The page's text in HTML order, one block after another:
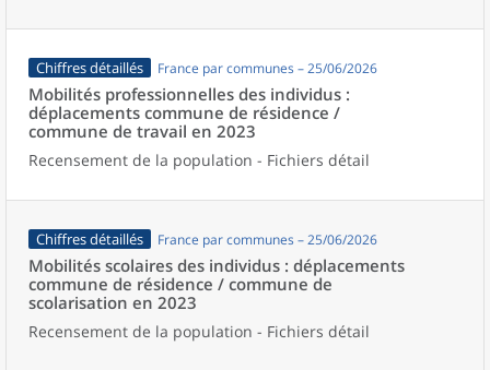
Chiffres détaillés France par communes – 25/06/2026
Mobilités professionnelles des individus :
déplacements commune de résidence /
commune de travail en 2023
Recensement de la population - Fichiers détail
Chiffres détaillés France par communes – 25/06/2026
Mobilités scolaires des individus : déplacements
commune de résidence / commune de
scolarisation en 2023
Recensement de la population - Fichiers détail